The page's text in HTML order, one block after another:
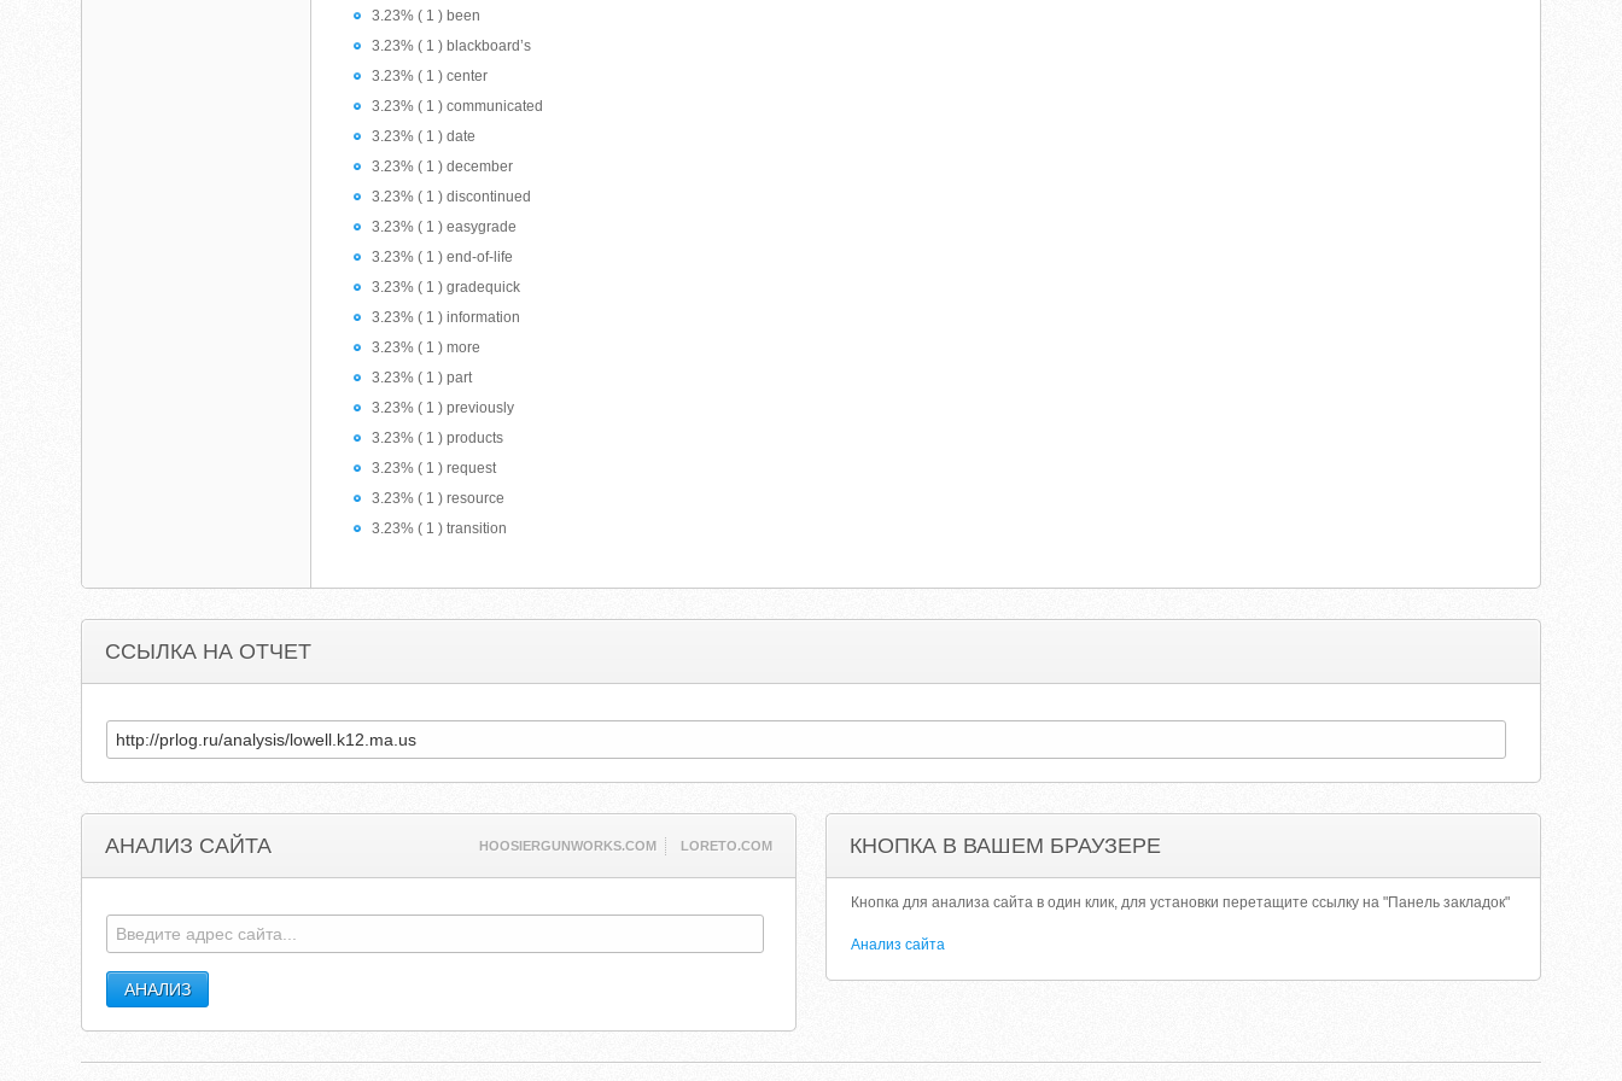
3.23% ( 1 ) been
3.23% ( 1 ) blackboard’s
3.23% ( 1 ) center
3.23% ( 1 ) communicated
3.23% ( 1 ) date
3.23% ( 1 ) december
3.23% ( 1 ) discontinued
3.23% ( 1 ) easygrade
3.23% ( 1 ) end-of-life
3.23% ( 1 ) gradequick
3.23% ( 1 ) information
3.23% ( 1 ) more
3.23% ( 1 ) part
3.23% ( 1 ) previously
3.23% ( 1 ) products
3.23% ( 1 ) request
3.23% ( 1 ) resource
3.23% ( 1 ) transition
ССЫЛКА НА ОТЧЕТ
АНАЛИЗ САЙТА HOOSIERGUNWORKS.COM LORETO.COM КНОПКА В ВАШЕМ БРАУЗЕРЕ
Кнопка для анализа сайта в один клик, для установки перетащите ссылку на "Панель закладок"
Анализ сайта